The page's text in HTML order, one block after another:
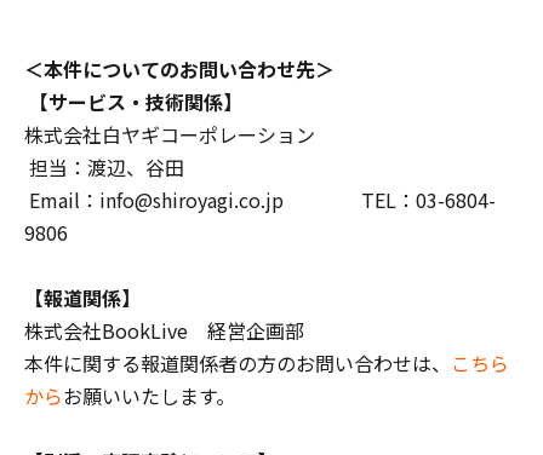
＜本件についてのお問い合わせ先＞
【サービス・技術関係】
株式会社白ヤギコーポレーション
担当：渡辺、谷田
Email：info@shiroyagi.co.jp TEL：03-6804-
9806
【報道関係】
株式会社BookLive 経営企画部
本件に関する報道関係者の方のお問い合わせは、 こちら
からお願いいたします。